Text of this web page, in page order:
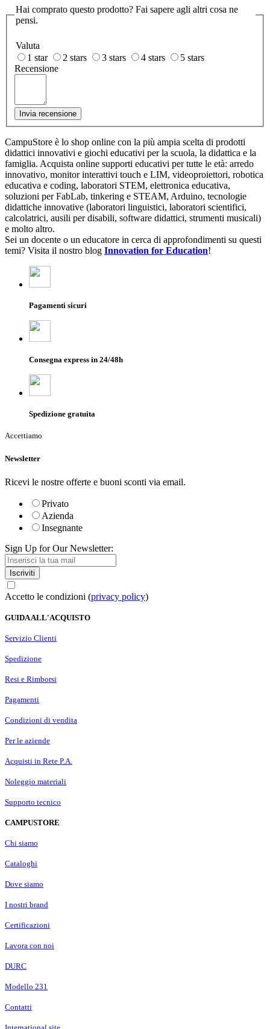
Hai comprato questo prodotto? Fai sapere agli altri cosa ne
pensi.
Valuta
1 star
2 stars 3 stars 4 stars
5 stars
Recensione
Invia recensione
CampuStore è lo shop online con la più ampia scelta di prodotti
didattici innovativi e giochi educativi per la scuola, la didattica e la
famiglia. Acquista online supporti educativi per tutte le età: arredo
innovativo, monitor interattivi touch e LIM, videoproiettori, robotica
educativa e coding, laboratori STEM, elettronica educativa,
soluzioni per FabLab, tinkering e STEAM, Arduino, tecnologie
didattiche innovative (laboratori linguistici, laboratori scientifici,
calcolatrici, ausili per disabili, software didattici, strumenti musicali)
e molto altro.
Sei un docente o un educatore in cerca di approfondimenti su questi
temi? Visita il nostro blog Innovation for Education!
Pagamenti sicuri
Consegna express in 24/48h
Spedizione gratuita
Accettiamo
Newsletter
Ricevi le nostre offerte e buoni sconti via email.
Privato
Azienda
Insegnante
Sign Up for Our Newsletter:
Iscriviti
Accetto le condizioni (privacy policy)
GUIDA ALL'ACQUISTO
Servizio Clienti
Spedizione
Resi e Rimborsi
Pagamenti
Condizioni di vendita
Per le aziende
Acquisti in Rete P.A.
Noleggio materiali
Supporto tecnico
CAMPUSTORE
Chi siamo
Cataloghi
Dove siamo
I nostri brand
Certificazioni
Lavora con noi
DURC
Modello 231
Contatti